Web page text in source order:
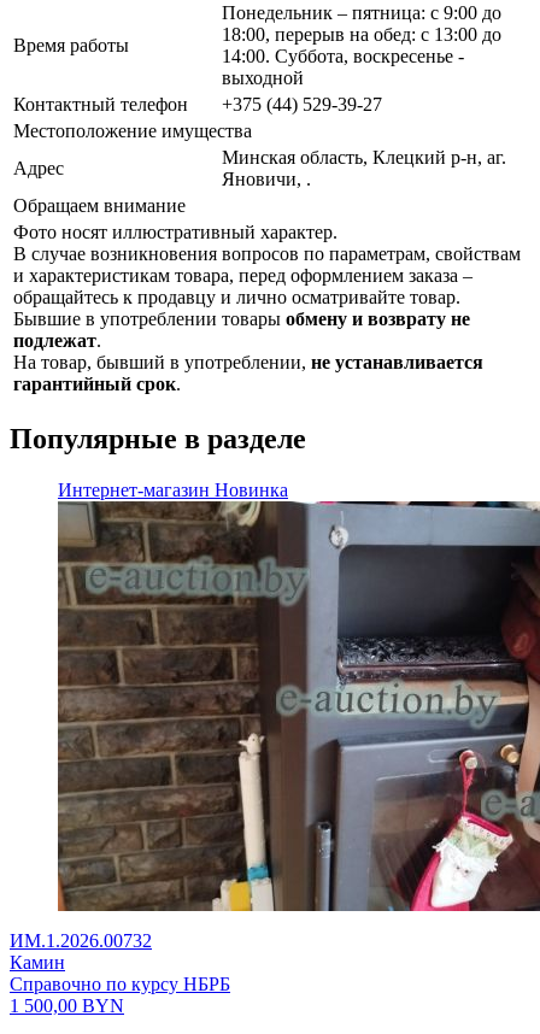
Время работы
Понедельник – пятница: с 9:00 до
18:00, перерыв на обед: с 13:00 до
14:00. Суббота, воскресенье -
выходной
Контактный телефон
+375 (44) 529-39-27
Местоположение имущества
Адрес
Минская область, Клецкий р-н, аг.
Яновичи, .
Обращаем внимание
Фото носят иллюстративный характер.
В случае возникновения вопросов по параметрам, свойствам
и характеристикам товара, перед оформлением заказа –
обращайтесь к продавцу и лично осматривайте товар.
Бывшие в употреблении товары обмену и возврату не
подлежат.
На товар, бывший в употреблении, не устанавливается
гарантийный срок.
Популярные в разделе
Интернет-магазин Новинка
ИМ.1.2026.00732
Камин
Справочно по курсу НБРБ
1 500,00 BYN